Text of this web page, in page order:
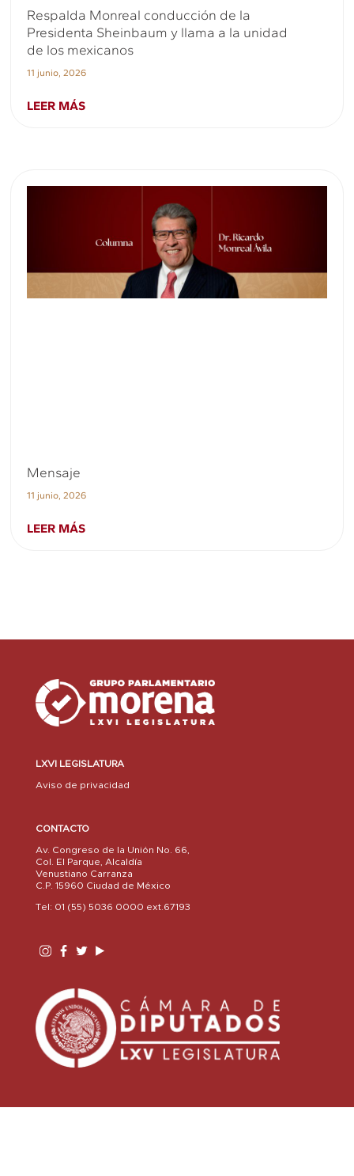
Respalda Monreal conducción de la
Presidenta Sheinbaum y llama a la unidad
de los mexicanos
11 junio, 2026
LEER MÁS
Mensaje
11 junio, 2026
LEER MÁS
LXVI LEGISLATURA
Aviso de privacidad
CONTACTO
Av. Congreso de la Unión No. 66,
Col. El Parque, Alcaldía
Venustiano Carranza
C.P. 15960 Ciudad de México
Tel: 01 (55) 5036 0000 ext.67193